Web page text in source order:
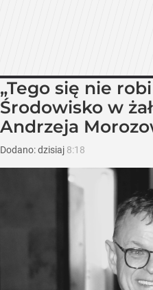
„Tego się nie
Środowisko w
Andrzeja
Dodano:dzisiaj 8:18